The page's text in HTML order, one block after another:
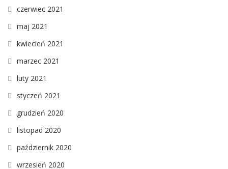
czerwiec 2021
maj 2021
kwiecień 2021
marzec 2021
luty 2021
styczeń 2021
grudzień 2020
listopad 2020
październik 2020
wrzesień 2020